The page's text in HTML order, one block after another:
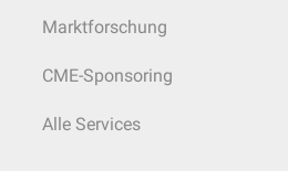
Marktforschung
CME-Sponsoring
Alle Services